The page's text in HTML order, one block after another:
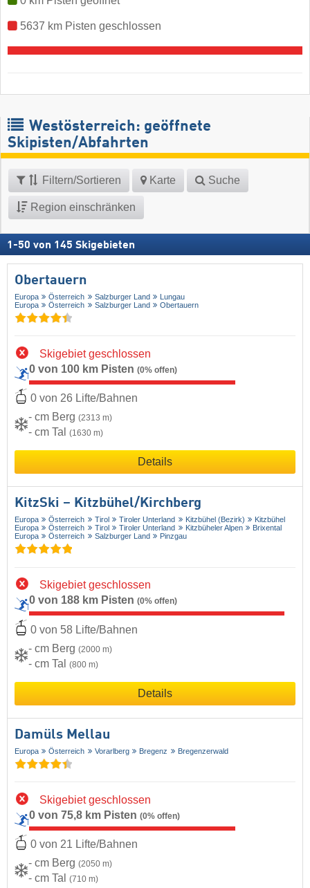
5637 km Pisten geschlossen
Westösterreich: geöffnete
Skipisten/Abfahrten
Filtern/Sortieren Karte Suche
Region einschränken
1 -50 von 145 Skigebieten
Obertauern
Europa Österreich Salzburger Land
Lungau
Europa
Österreich Salzburger Land Obertauern
Skigebiet geschlossen
0 von 100 km Pisten (0% offen)
0 von 26 Lifte/Bahnen
- cm Berg (2313 m)
- cm Tal (1630 m)
Details
KitzSki – Kitzbühel/​Kirchberg
Europa Österreich Tirol Tiroler Unterland Kitzbühel (Bezirk)
Kitzbühel
Europa
Österreich Tirol Tiroler Unterland Kitzbüheler Alpen
Brixental
Europa
Österreich Salzburger Land Pinzgau
Skigebiet geschlossen
0 von 188 km Pisten (0% offen)
0 von 58 Lifte/Bahnen
- cm Berg (2000 m)
- cm Tal (800 m)
Details
Damüls Mellau
Europa Österreich Vorarlberg Bregenz Bregenzerwald
Skigebiet geschlossen
0 von 75,8 km Pisten (0% offen)
0 von 21 Lifte/Bahnen
- cm Berg (2050 m)
- cm Tal (710 m)